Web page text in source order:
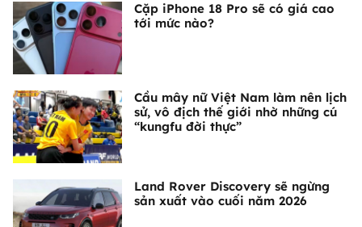
Cặp iPhone 18 Pro sẽ có giá cao
tới mức nào?
Cầu mây nữ Việt Nam làm nên lịch
sử, vô địch thế giới nhờ những cú
“kungfu đời thực”
Land Rover Discovery sẽ ngừng
sản xuất vào cuối năm 2026